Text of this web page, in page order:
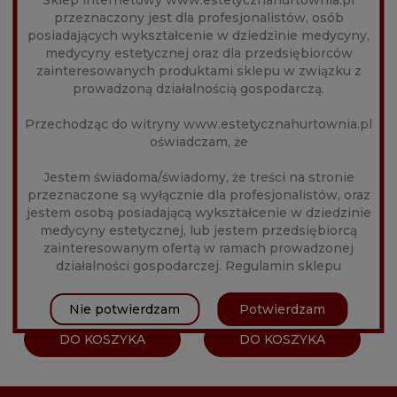
BIELENDA
PROFESSIONAL
NEUTRALIZATOR
200ML
Producent: bielenda
24,20 zł
DO KOSZYKA
BIELENDA
PROFESSIONAL X-
FOLIATE KWAS
MIGDAŁOWY 45% 5ML
Producent: bielenda
20,20 zł
DO KOSZYKA
przeznaczony jest dla profesjonalistów, osób
posiadających wykształcenie w dziedzinie medycyny,
medycyny estetycznej oraz dla przedsiębiorców
zainteresowanych produktami sklepu w związku z
prowadzoną działalnością gospodarczą.
Przechodząc do witryny www.estetycznahurtownia.pl
oświadczam, że
Jestem świadoma/świadomy, że treści na stronie
przeznaczone są wyłącznie dla profesjonalistów, oraz
jestem osobą posiadającą wykształcenie w dziedzinie
medycyny estetycznej, lub jestem przedsiębiorcą
zainteresowanym ofertą w ramach prowadzonej
działalności gospodarczej. Regulamin sklepu
Nie potwierdzam Potwierdzam